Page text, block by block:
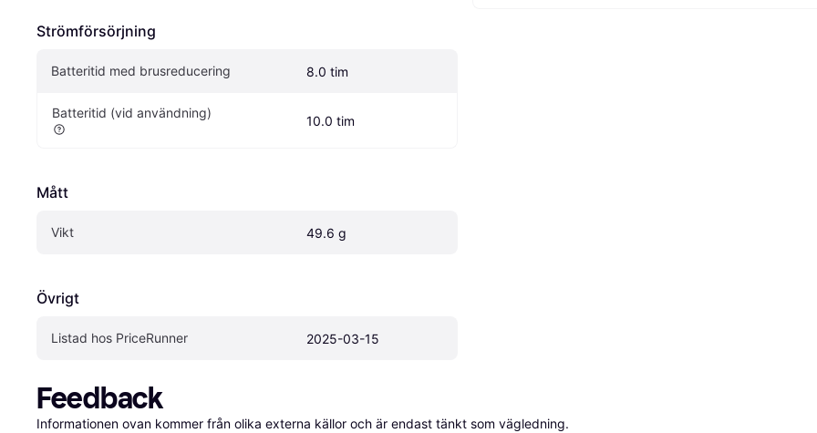
Strömförsörjning
Batteritid med brusreducering 8.0 tim
Batteritid (vid användning)
10.0 tim
Mått
Vikt 49.6 g
Övrigt
Listad hos PriceRunner 2025-03-15
Feedback
Informationen ovan kommer från olika externa källor och är endast tänkt som vägledning.